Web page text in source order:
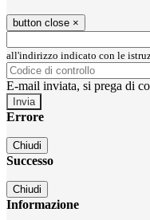
button close ×
all'indirizzo indicato con le
E-mail inviata, si prega di
Errore
Chiudi
Successo
Chiudi
Informazione